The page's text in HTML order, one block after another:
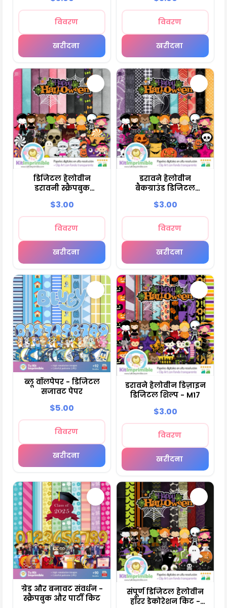
विवरण
खरीदना
विवरण
खरीदना
डिजिटल हैलोवीन
डरावनी स्क्रैपबुक
$3.00
विवरण
खरीदना
डरावने हैलोवीन
बैकग्राउंड डिजिटल
$3.00
विवरण
खरीदना
ब्लू वॉलपेपर - डिजिटल
सजावट पेपर
$5.00
विवरण
खरीदना
डरावने हैलोवीन डिज़ाइन
डिजिटल शिल्प - M17
$3.00
विवरण
खरीदना
ग्रेड और बनावट संवर्धन -
स्क्रैपबुक और पार्टी किट
संपूर्ण डिजिटल हैलोवीन
हॉरर डेकोरेशन किट -